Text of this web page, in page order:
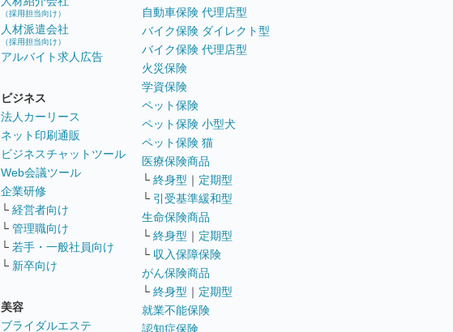
（採用担当向け）
人材派遣会社
（採用担当向け）
アルバイト求人広告
ビジネス
法人カーリース
ネット印刷通販
ビジネスチャットツール
Web会議ツール
企業研修
└ 経営者向け
└ 管理職向け
└ 若手・一般社員向け
└ 新卒向け
美容
ブライダルエステ
自動車保険 代理店型
バイク保険 ダイレクト型
バイク保険 代理店型
火災保険
学資保険
ペット保険
ペット保険 小型犬
ペット保険 猫
医療保険商品
└ 終身型 ｜ 定期型
└ 引受基準緩和型
生命保険商品
└ 終身型 ｜ 定期型
└ 収入保障保険
がん保険商品
└ 終身型 ｜ 定期型
就業不能保険
認知症保険